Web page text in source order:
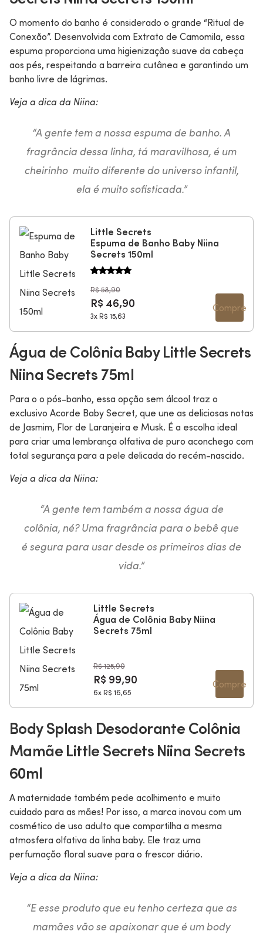
O momento do banho é considerado o grande “Ritual de
Conexão”. Desenvolvida com Extrato de Camomila, essa
espuma proporciona uma higienização suave da cabeça
aos pés, respeitando a barreira cutânea e garantindo um
banho livre de lágrimas.
Veja a dica da Niina:
“A gente tem a nossa espuma de banho. A
fragrância dessa linha, tá maravilhosa, é um
cheirinho muito diferente do universo infantil,
ela é muito sofisticada.”
Little Secrets
Espuma de Banho Baby Niina
Secrets 150ml
R$ 58,90
R$ 46,90
3x R$ 15,63
Compre
Água de Colônia Baby Little Secrets
Niina Secrets 75ml
Para o o pós-banho, essa opção sem álcool traz o
exclusivo Acorde Baby Secret, que une as deliciosas notas
de Jasmim, Flor de Laranjeira e Musk. É a escolha ideal
para criar uma lembrança olfativa de puro aconchego com
total segurança para a pele delicada do recém-nascido.
Veja a dica da Niina:
“A gente tem também a nossa água de
colônia, né? Uma fragrância para o bebê que
é segura para usar desde os primeiros dias de
vida.”
Little Secrets
Água de Colônia Baby Niina
Secrets 75ml
R$ 125,90
R$ 99,90
6x R$ 16,65
Compre
Body Splash Desodorante Colônia
Mamãe Little Secrets Niina Secrets
60ml
A maternidade também pede acolhimento e muito
cuidado para as mães! Por isso, a marca inovou com um
cosmético de uso adulto que compartilha a mesma
atmosfera olfativa da linha baby. Ele traz uma
perfumação floral suave para o frescor diário.
Veja a dica da Niina:
“E esse produto que eu tenho certeza que as
mamães vão se apaixonar que é um body